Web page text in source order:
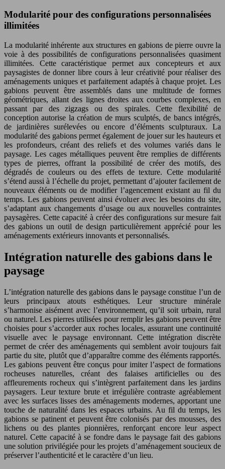
Modularité pour des configurations personnalisées
illimitées
La modularité inhérente aux structures en gabions de pierre ouvre la
voie à des possibilités de configurations personnalisées quasiment
illimitées. Cette caractéristique permet aux concepteurs et aux
paysagistes de donner libre cours à leur créativité pour réaliser des
aménagements uniques et parfaitement adaptés à chaque projet. Les
gabions peuvent être assemblés dans une multitude de formes
géométriques, allant des lignes droites aux courbes complexes, en
passant par des zigzags ou des spirales. Cette flexibilité de
conception autorise la création de murs sculptés, de bancs intégrés,
de jardinières surélevées ou encore d’éléments sculpturaux. La
modularité des gabions permet également de jouer sur les hauteurs et
les profondeurs, créant des reliefs et des volumes variés dans le
paysage. Les cages métalliques peuvent être remplies de différents
types de pierres, offrant la possibilité de créer des motifs, des
dégradés de couleurs ou des effets de texture. Cette modularité
s’étend aussi à l’échelle du projet, permettant d’ajouter facilement de
nouveaux éléments ou de modifier l’agencement existant au fil du
temps. Les gabions peuvent ainsi évoluer avec les besoins du site,
s’adaptant aux changements d’usage ou aux nouvelles contraintes
paysagères. Cette capacité à créer des configurations sur mesure fait
des gabions un outil de design particulièrement apprécié pour les
aménagements extérieurs innovants et personnalisés.
Intégration naturelle des gabions dans le
paysage
L’intégration naturelle des gabions dans le paysage constitue l’un de
leurs principaux atouts esthétiques. Leur structure minérale
s’harmonise aisément avec l’environnement, qu’il soit urbain, rural
ou naturel. Les pierres utilisées pour remplir les gabions peuvent être
choisies pour s’accorder aux roches locales, assurant une continuité
visuelle avec le paysage environnant. Cette intégration discrète
permet de créer des aménagements qui semblent avoir toujours fait
partie du site, plutôt que d’apparaître comme des éléments rapportés.
Les gabions peuvent être conçus pour imiter l’aspect de formations
rocheuses naturelles, créant des falaises artificielles ou des
affleurements rocheux qui s’intègrent parfaitement dans les jardins
paysagers. Leur texture brute et irrégulière contraste agréablement
avec les surfaces lisses des aménagements modernes, apportant une
touche de naturalité dans les espaces urbains. Au fil du temps, les
gabions se patinent et peuvent être colonisés par des mousses, des
lichens ou des plantes pionnières, renforçant encore leur aspect
naturel. Cette capacité à se fondre dans le paysage fait des gabions
une solution privilégiée pour les projets d’aménagement soucieux de
préserver l’authenticité et le caractère d’un lieu.